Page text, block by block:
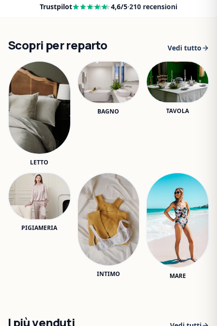
Trustpilot 4,6/5·210 recensioni
Scopri per reparto Vedi tutto
LETTO
BAGNO TAVOLA
PIGIAMERIA
INTIMO MARE
I più venduti